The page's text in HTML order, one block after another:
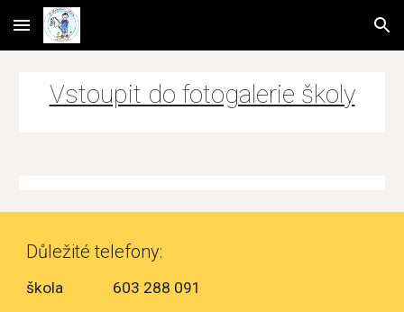
Skip to main content Skip to navigation
Vstoupit do fotogalerie školy
Důležité telefony:
škola
603 288 091